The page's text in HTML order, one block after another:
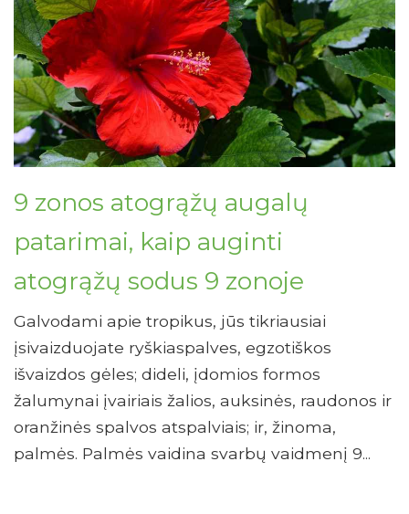
9 zonos atogrąžų augalų
patarimai, kaip auginti
atogrąžų sodus 9 zonoje
Galvodami apie tropikus, jūs tikriausiai
įsivaizduojate ryškiaspalves, egzotiškos
išvaizdos gėles; dideli, įdomios formos
žalumynai įvairiais žalios, auksinės, raudonos ir
oranžinės spalvos atspalviais; ir, žinoma,
palmės. Palmės vaidina svarbų vaidmenį 9...